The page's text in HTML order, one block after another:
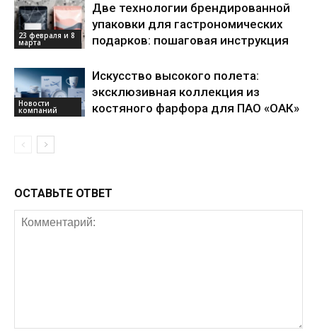
23 февраля и 8
марта
Две технологии брендированной
упаковки для гастрономических
подарков: пошаговая инструкция
Новости
компаний
Искусство высокого полета:
эксклюзивная коллекция из
костяного фарфора для ПАО «ОАК»
ОСТАВЬТЕ ОТВЕТ